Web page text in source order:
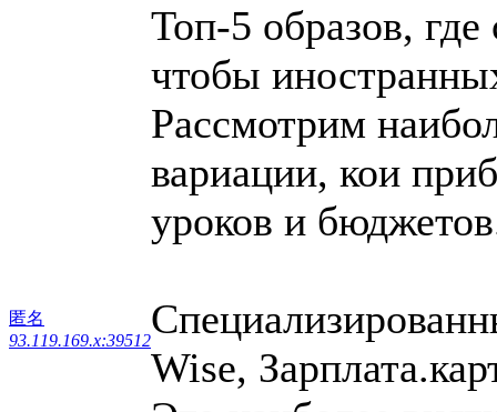
匿名
93.119.169.x:39512
Топ-5 образов,
чтобы
Рассмотрим
вариации, кои
уроков и
Wise,